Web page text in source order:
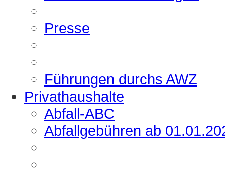
Presse
Führungen durchs AWZ
Privathaushalte
Abfall-ABC
Abfallgebühren ab